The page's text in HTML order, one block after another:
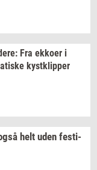
Fra ek­ko­er i
kyst­klip­per
helt udenfesti­